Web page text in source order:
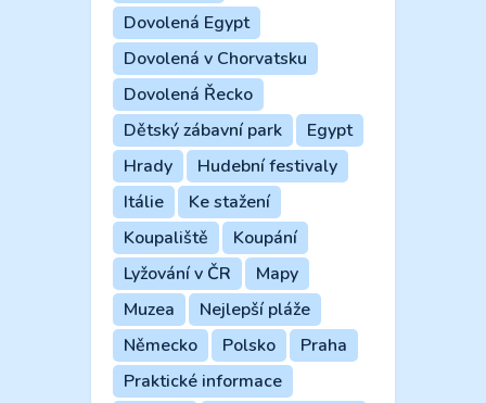
Dovolená Egypt
Dovolená v Chorvatsku
Dovolená Řecko
Dětský zábavní park
Egypt
Hrady
Hudební festivaly
Itálie
Ke stažení
Koupaliště
Koupání
Lyžování v ČR
Mapy
Muzea
Nejlepší pláže
Německo
Polsko
Praha
Praktické informace